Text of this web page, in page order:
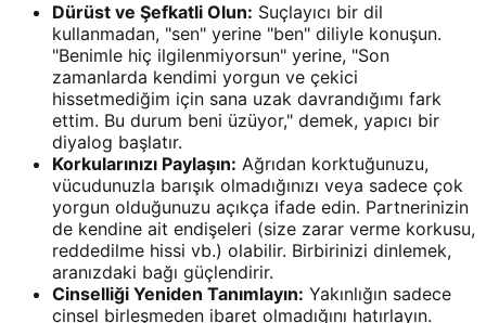
Dürüst ve Şefkatli Olun: Suçlayıcı bir dil
kullanmadan, "sen" yerine "ben" diliyle konuşun.
"Benimle hiç ilgilenmiyorsun" yerine, "Son
zamanlarda kendimi yorgun ve çekici
hissetmediğim için sana uzak davrandığımı fark
ettim. Bu durum beni üzüyor," demek, yapıcı bir
diyalog başlatır.
Korkularınızı Paylaşın: Ağrıdan korktuğunuzu,
vücudunuzla barışık olmadığınızı veya sadece çok
yorgun olduğunuzu açıkça ifade edin. Partnerinizin
de kendine ait endişeleri (size zarar verme korkusu,
reddedilme hissi vb.) olabilir. Birbirinizi dinlemek,
aranızdaki bağı güçlendirir.
Cinselliği Yeniden Tanımlayın: Yakınlığın sadece
cinsel birleşmeden ibaret olmadığını hatırlayın.